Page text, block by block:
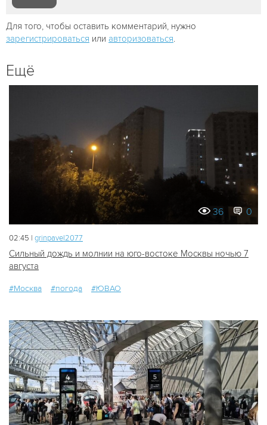
Для того, чтобы оставить комментарий, нужно
зарегистрироваться или авторизоваться
Ещё
36 0
02:45 | grinpavel2077
Сильный дождь и молнии на юго-востоке Москвы ночью 7
августа
#Москва #погода #ЮВАО